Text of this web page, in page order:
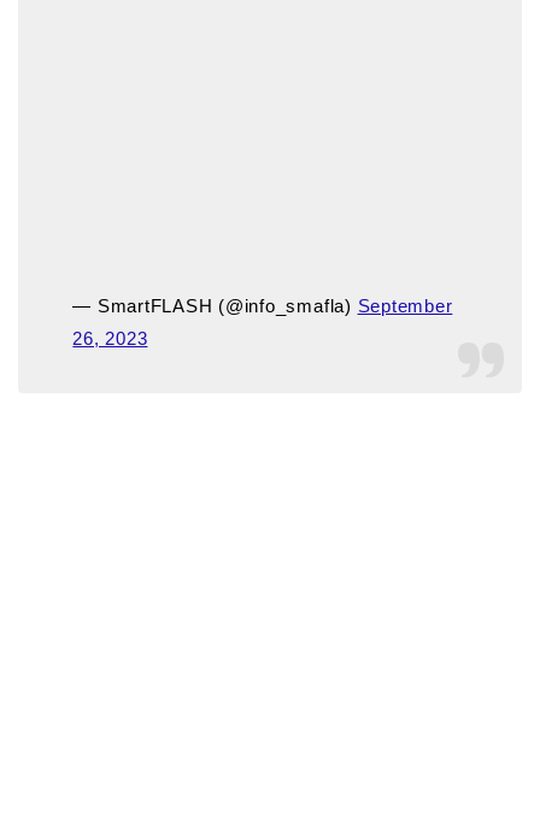
— SmartFLASH (@info_smafla) September
26, 2023